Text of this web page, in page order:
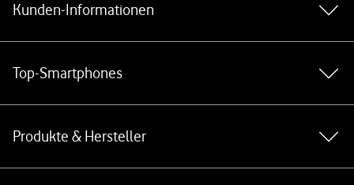
Kunden-Informationen
Top-Smartphones
Produkte & Hersteller